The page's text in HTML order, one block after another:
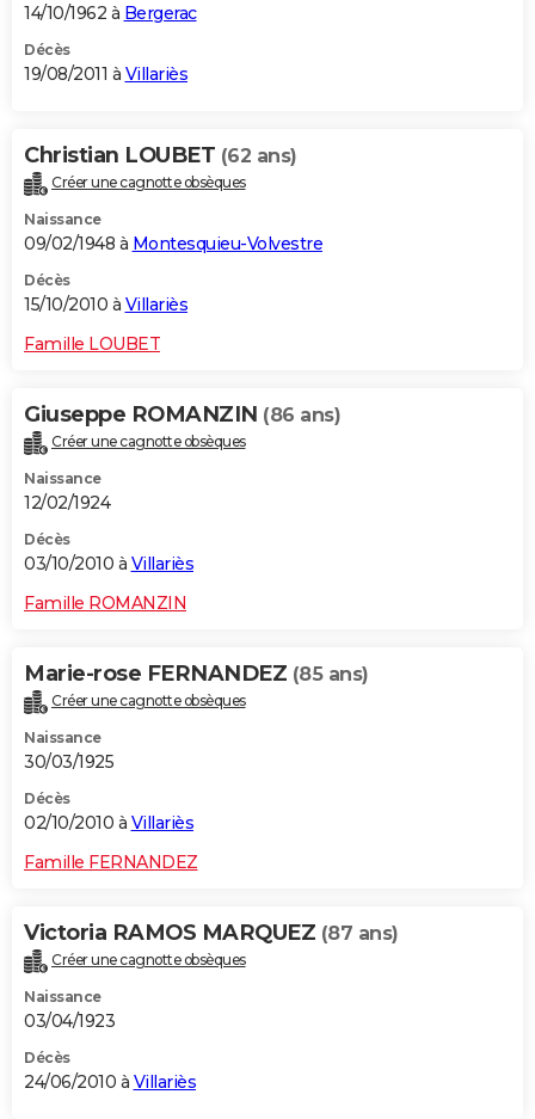
14/10/1962 à Bergerac
Décès
19/08/2011 à Villariès
Christian LOUBET (62 ans)
Créer une cagnotte obsèques
Naissance
09/02/1948 à Montesquieu-Volvestre
Décès
15/10/2010 à Villariès
Famille LOUBET
Giuseppe ROMANZIN (86 ans)
Créer une cagnotte obsèques
Naissance
12/02/1924
Décès
03/10/2010 à Villariès
Famille ROMANZIN
Marie-rose FERNANDEZ (85 ans)
Créer une cagnotte obsèques
Naissance
30/03/1925
Décès
02/10/2010 à Villariès
Famille FERNANDEZ
Victoria RAMOS MARQUEZ (87 ans)
Créer une cagnotte obsèques
Naissance
03/04/1923
Décès
24/06/2010 à Villariès